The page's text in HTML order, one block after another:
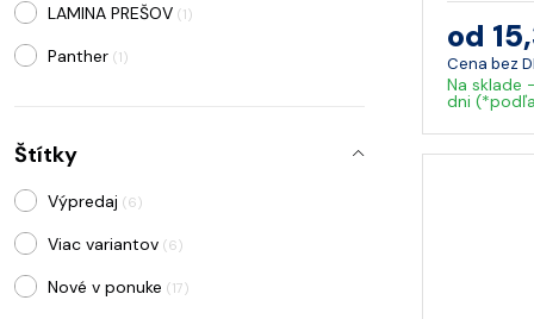
LAMINA PREŠOV (1)
Panther (1)
SIKA
Štítky
Výpredaj (6)
Viac variantov (6)
Nové v ponuke (17)
od
Cena bez
Na sklade
dni